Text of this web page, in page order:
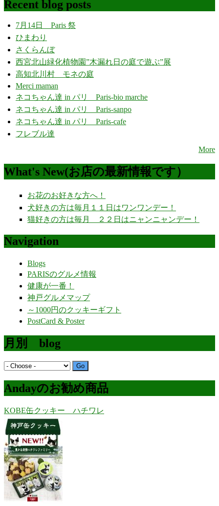
Recent blog posts
7月14日 Paris 祭
ひまわり
さくらんぼ
西宮北山緑化植物園”木漏れ日の庭で遊ぶ”展
高知北川村 モネの庭
Merci maman
ネコちゃん達 in パリ Paris-bio marche
ネコちゃん達 in パリ Paris-sanpo
ネコちゃん達 in パリ Paris-cafe
フレブル達
More
What's New(お店の最新情報です）
お花のお好きな方へ！
犬好きの方は毎月１１日はワンワンデー！
猫好きの方は毎月 ２２日はニャンニャンデー！
Navigation
Blogs
PARISのグルメ情報
健康が一番！
神戸グルメマップ
～1000円のクッキーギフト
PostCard & Poster
月別 blog
Andayのお勧め商品
KOBE缶クッキー ハチワレ